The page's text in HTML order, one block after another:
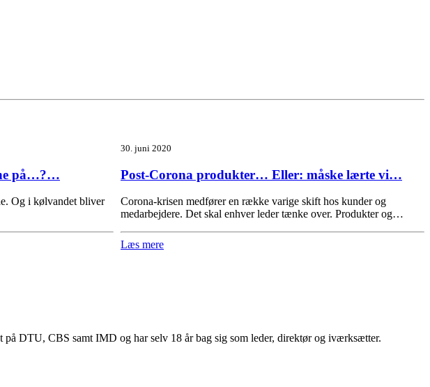
på…?…
Og i kølvandet bliver
30. juni 2020
Post-Corona produkter… Eller: måske lærte vi…
Corona-krisen medfører en række varige skift hos kunder og
medarbejdere. Det skal enhver leder tænke over. Produkter og…
Læs mere
på DTU, CBS samt IMD og har selv 18 år bag sig som leder, direktør og iværksætter.